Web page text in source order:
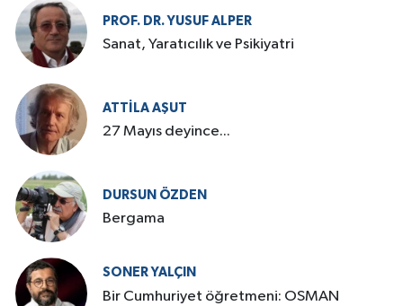
PROF. DR. YUSUF ALPER
Sanat, Yaratıcılık ve Psikiyatri
ATTILA AŞUT
27 Mayıs deyince...
DURSUN ÖZDEN
Bergama
SONER YALÇIN
Bir Cumhuriyet öğretmeni: OSMAN